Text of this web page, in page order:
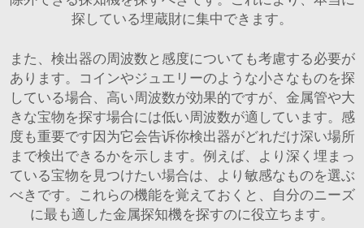
探している埋蔵財に集中できます。
また、検出器の周波数と感度についても考慮する必要が
あります。コインやジュエリーのような小さなものを探
している場合、高い周波数が効果的ですが、金属管や大
きな宝物を探す場合には低い周波数が適しています。感
度も重要です因为它会告诉你検出器がどれだけ深い場所
まで検出できるかを示します。例えば、より深く埋まっ
ている宝物を見つけたい場合は、より敏感なものを選ぶ
べきです。これらの機能を覚えておくと、自分のニーズ
に最も適した金属探知機を探すのに役立ちます。